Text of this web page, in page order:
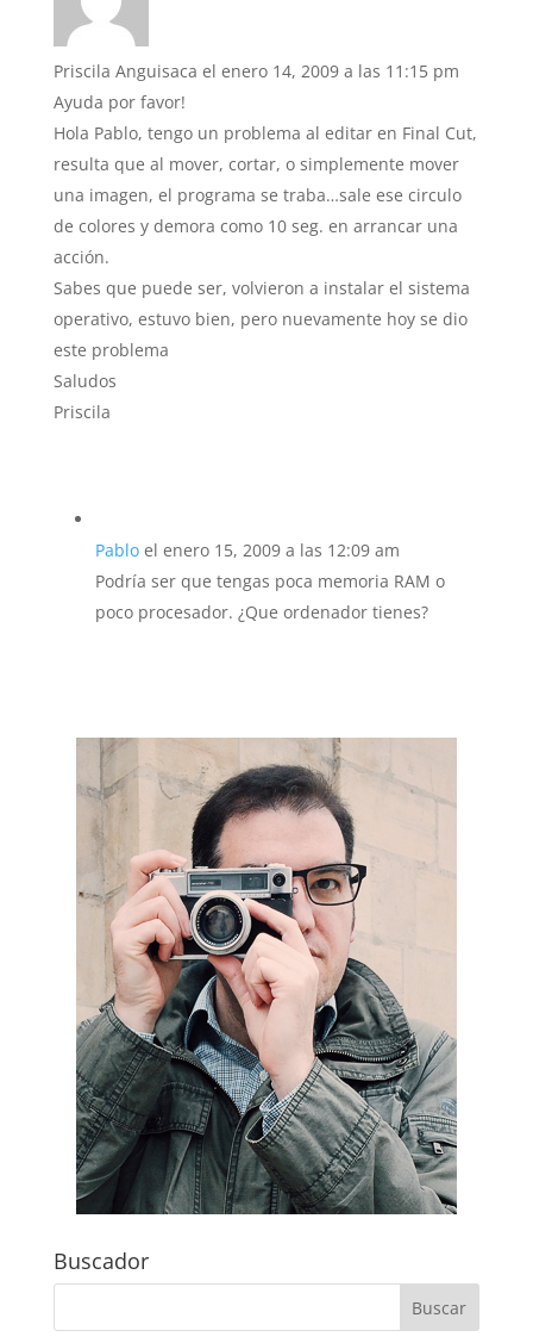
Priscila Anguisaca el enero 14, 2009 a las 11:15 pm
Ayuda por favor!
Hola Pablo, tengo un problema al editar en Final Cut,
resulta que al mover, cortar, o simplemente mover
una imagen, el programa se traba…sale ese circulo
de colores y demora como 10 seg. en arrancar una
acción.
Sabes que puede ser, volvieron a instalar el sistema
operativo, estuvo bien, pero nuevamente hoy se dio
este problema
Saludos
Priscila
Pablo el enero 15, 2009 a las 12:09 am
Podría ser que tengas poca memoria RAM o
poco procesador. ¿Que ordenador tienes?
Buscador